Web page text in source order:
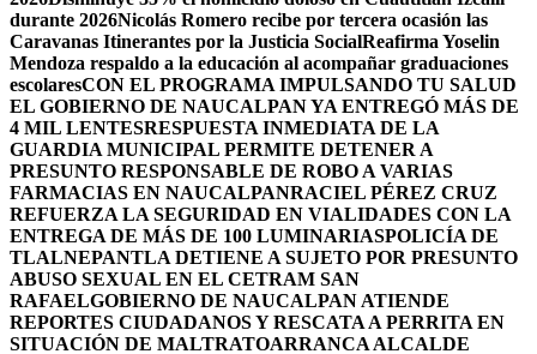
durante 2026Nicolás Romero recibe por tercera ocasión las
Caravanas Itinerantes por la Justicia SocialReafirma Yoselin
Mendoza respaldo a la educación al acompañar graduaciones
escolaresCON EL PROGRAMA IMPULSANDO TU SALUD
EL GOBIERNO DE NAUCALPAN YA ENTREGÓ MÁS DE
4 MIL LENTESRESPUESTA INMEDIATA DE LA
GUARDIA MUNICIPAL PERMITE DETENER A
PRESUNTO RESPONSABLE DE ROBO A VARIAS
FARMACIAS EN NAUCALPANRACIEL PÉREZ CRUZ
REFUERZA LA SEGURIDAD EN VIALIDADES CON LA
ENTREGA DE MÁS DE 100 LUMINARIASPOLICÍA DE
TLALNEPANTLA DETIENE A SUJETO POR PRESUNTO
ABUSO SEXUAL EN EL CETRAM SAN
RAFAELGOBIERNO DE NAUCALPAN ATIENDE
REPORTES CIUDADANOS Y RESCATA A PERRITA EN
SITUACIÓN DE MALTRATOARRANCA ALCALDE